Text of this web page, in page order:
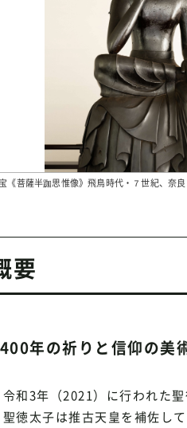
《菩薩半跏思惟像》飛鳥時代・７世紀、奈
要
年の祈りと信仰の美
和3年（2021）に行われた聖
徳太子は推古天皇を補佐し